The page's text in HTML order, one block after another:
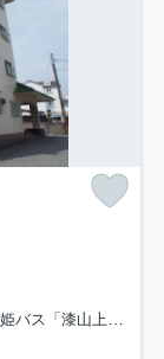
山上」 停歩6分